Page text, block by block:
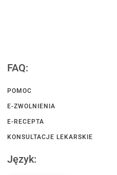
FAQ:
POMOC
E-ZWOLNIENIA
E-RECEPTA
KONSULTACJE LEKARSKIE
Język: